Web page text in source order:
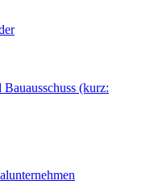
(kurz: